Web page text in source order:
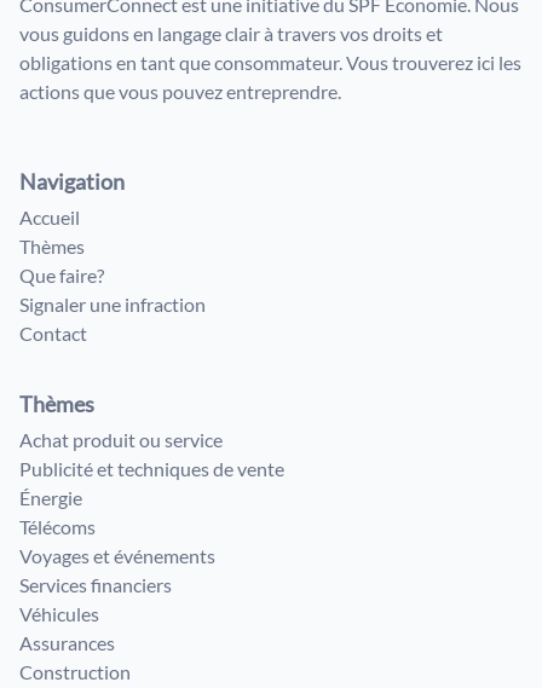
vous guidons en langage clair à travers vos droits et
obligations en tant que consommateur. Vous trouverez ici les
actions que vous pouvez entreprendre.
Navigation
Accueil
Thèmes
Que faire?
Signaler une infraction
Contact
Thèmes
Achat produit ou service
Publicité et techniques de vente
Énergie
Télécoms
Voyages et événements
Services financiers
Véhicules
Assurances
Construction